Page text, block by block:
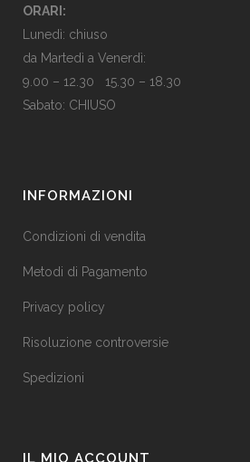
ORARI:
Lunedì: chiuso
da Martedì a Venerdì:
9.00 – 12.30 15.30 – 18.30
Sabato: CHIUSO
INFORMAZIONI
Condizioni di vendita
Metodi di Pagamento
Privacy policy
Risoluzione controversie
Spedizioni
IL MIO ACCOUNT